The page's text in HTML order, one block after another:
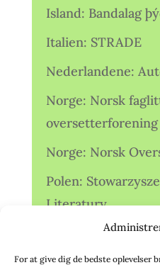
For at give dig de bedste oplevelser
Island: Bandalag
Italien: STRADE
Nederlandene:
Norge: Norsk
oversetterforening
Norge: Norsk
Polen:
Literatury
Storbritannien:
Association (TA)